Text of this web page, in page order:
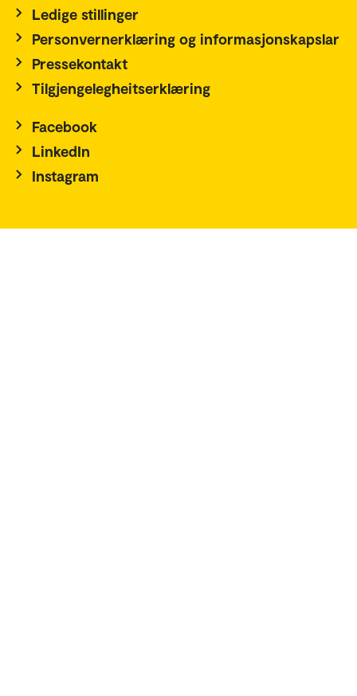
Ledige stillinger
Personvernerklæring og informasjonskapslar
Pressekontakt
Tilgjengelegheitserklæring
Facebook
LinkedIn
Instagram